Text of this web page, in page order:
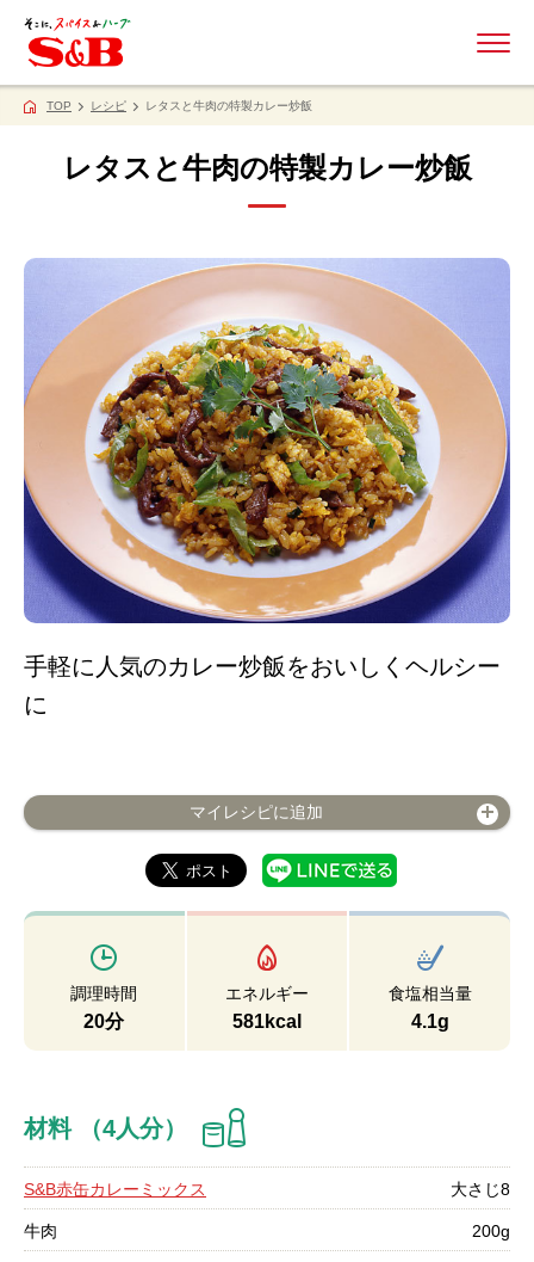
TOP レシピ レタスと牛肉の特製カレー炒飯
レタスと牛肉の特製カレー炒飯
手軽に人気のカレー炒飯をおいしくヘルシー
に
マイレシピに追加
調理時間
20分
エネルギー
581kcal
食塩相当量
4.1g
材料 （4人分）
S&B赤缶カレーミックス 大さじ8
牛肉 200g